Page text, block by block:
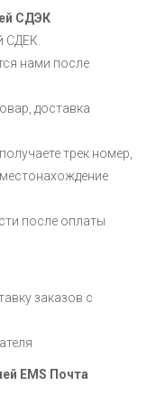
СДЭК
СДЕК.
нами после
доставка
трек номер,
после оплаты
заказов с
EMS Почта